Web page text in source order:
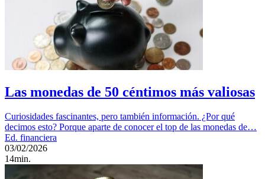
Las monedas de 50 céntimos más valiosas
Curiosidades fascinantes, pero también información. ¿Por qué
decimos esto? Porque aparte de conocer el top de las monedas de…
Ed. financiera
03/02/2026
14min.